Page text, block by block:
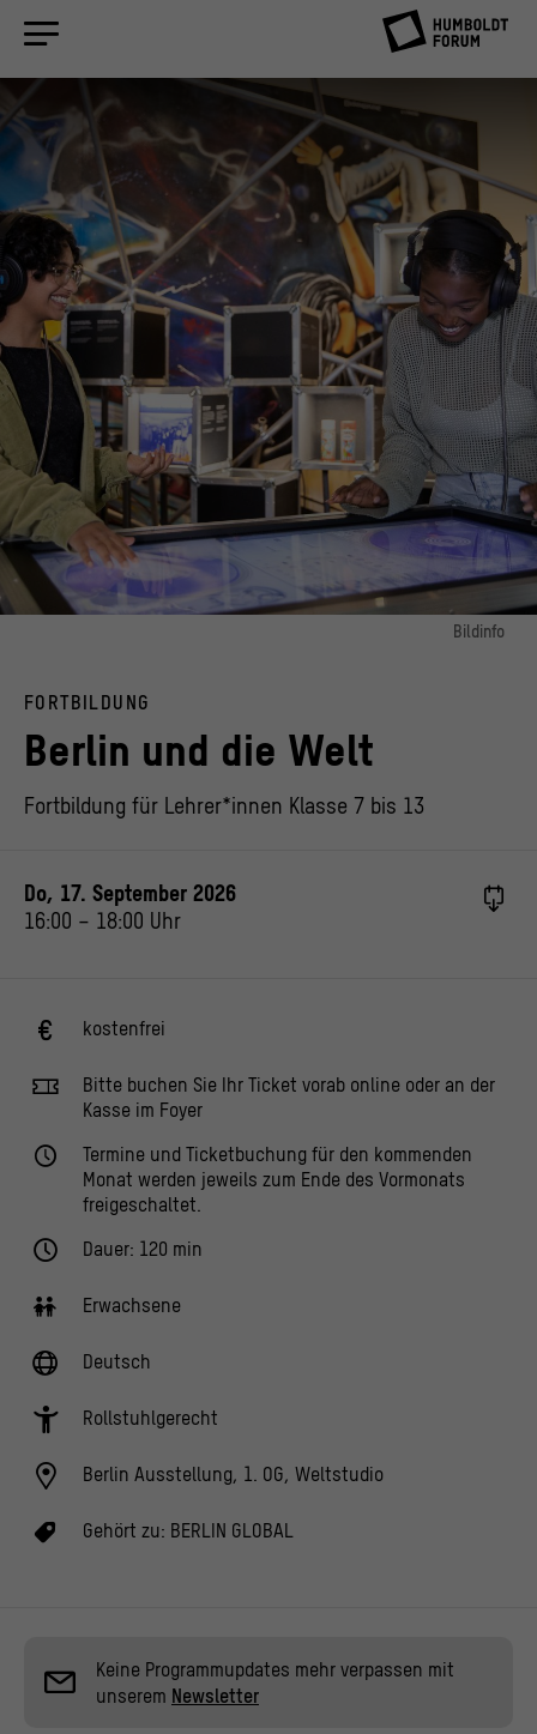
Bildinfo
FORTBILDUNG
Berlin und die Welt
Fortbildung für Lehrer*innen Klasse 7 bis 13
Do, 17. September 2026
16:00 – 18:00 Uhr
kostenfrei
Bitte buchen Sie Ihr Ticket vorab online oder an der
Kasse im Foyer
Termine und Ticketbuchung für den kommenden
Monat werden jeweils zum Ende des Vormonats
freigeschaltet.
Dauer: 120 min
Erwachsene
Deutsch
Rollstuhlgerecht
Berlin Ausstellung, 1. OG, Weltstudio
Gehört zu: BERLIN GLOBAL
Keine Programmupdates mehr verpassen mit
unserem Newsletter